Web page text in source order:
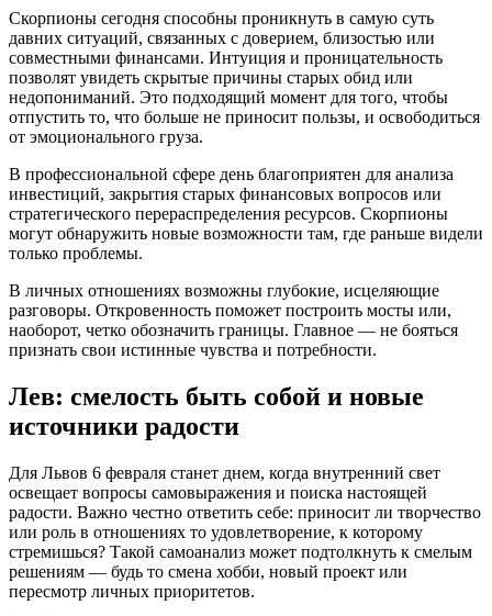
Скорпионы сегодня способны проникнуть в самую суть
давних ситуаций, связанных с доверием, близостью или
совместными финансами. Интуиция и проницательность
позволят увидеть скрытые причины старых обид или
недопониманий. Это подходящий момент для того, чтобы
отпустить то, что больше не приносит пользы, и освободиться
от эмоционального груза.
В профессиональной сфере день благоприятен для анализа
инвестиций, закрытия старых финансовых вопросов или
стратегического перераспределения ресурсов. Скорпионы
могут обнаружить новые возможности там, где раньше видели
только проблемы.
В личных отношениях возможны глубокие, исцеляющие
разговоры. Откровенность поможет построить мосты или,
наоборот, четко обозначить границы. Главное — не бояться
признать свои истинные чувства и потребности.
Лев: смелость быть собой и новые
источники радости
Для Львов 6 февраля станет днем, когда внутренний свет
освещает вопросы самовыражения и поиска настоящей
радости. Важно честно ответить себе: приносит ли творчество
или роль в отношениях то удовлетворение, к которому
стремишься? Такой самоанализ может подтолкнуть к смелым
решениям — будь то смена хобби, новый проект или
пересмотр личных приоритетов.